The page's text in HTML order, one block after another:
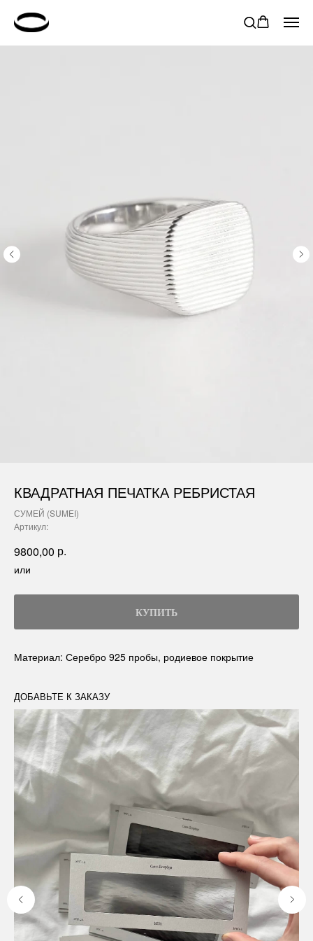
КВАДРАТНАЯ ПЕЧАТКА РЕБРИСТАЯ
СУМЕЙ (SUMEI)
Артикул:
9800,00 р.
или
КУПИТЬ
Материал: Серебро 925 пробы, родиевое покрытие
ДОБАВЬТЕ К ЗАКАЗУ